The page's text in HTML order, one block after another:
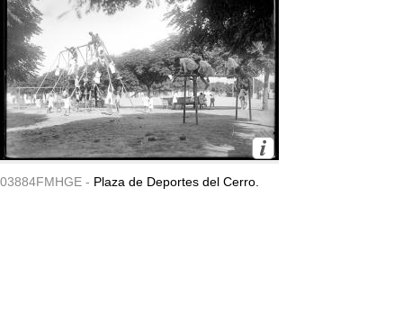
03884FMHGE - Plaza de Deportes del Cerro.